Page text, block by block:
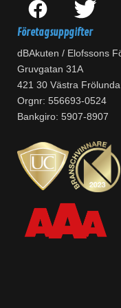
Företagsuppgifter
dBAkuten / Elofssons
Gruvgatan 31A
421 30 Västra
Orgnr: 556693-0524
Bankgiro: 5907-8907